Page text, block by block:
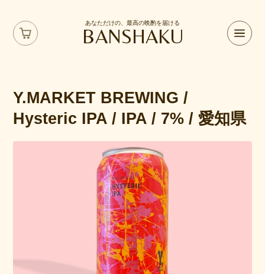
あなただけの、最高の晩酌を届ける
BANSHAKU
Y.MARKET BREWING /
Hysteric IPA / IPA / 7% / 愛知県